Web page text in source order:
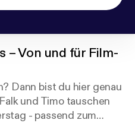
– Von und für Film-
Dann bist du hier genau
und Timo tauschen
- passend zum